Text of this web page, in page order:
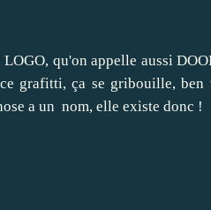
qu'on appelle aussi
grafitti, ça se gribouille, ben
a un nom, elle existe donc !